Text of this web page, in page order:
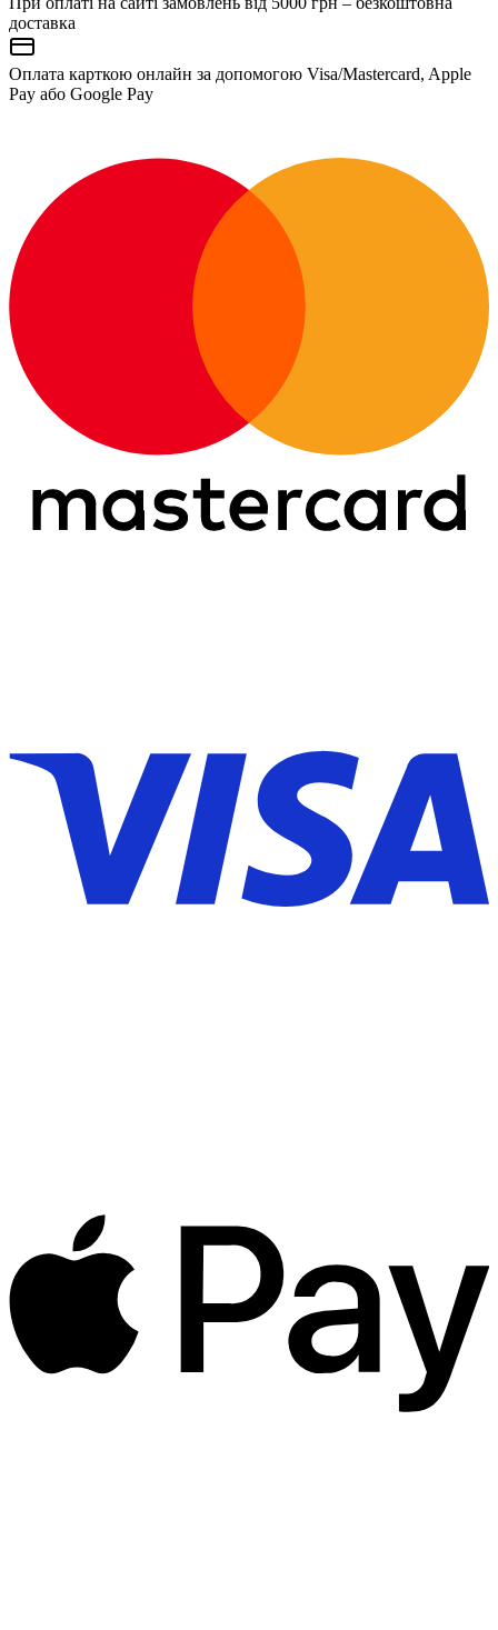
доставка
Оплата карткою онлайн за допомогою Visa/Mastercard, Apple
Pay або Google Pay